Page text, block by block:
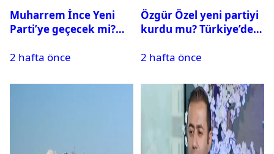
Muharrem İnce Yeni
Parti’ye geçecek mi?
2 hafta önce
Özgür Özel yeni partiyi
kurdu mu? Türkiye’de
süreci nasıl işler?
2 hafta önce